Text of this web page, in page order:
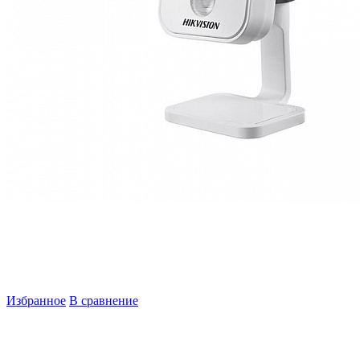
Избранное В сравнение